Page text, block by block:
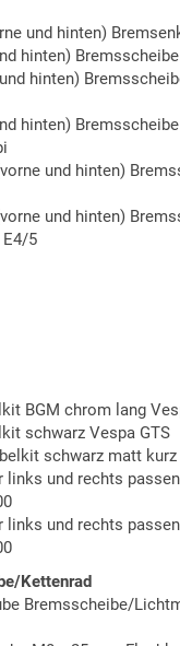
und hinten)
hinten)
hinten)
hinten)
und hinten)
und hinten)
E4/5
BGM chrom lang
schwarz Vespa GTS
schwarz matt kurz
links und rechts
links und rechts
Kettenrad
Bremsscheibe/